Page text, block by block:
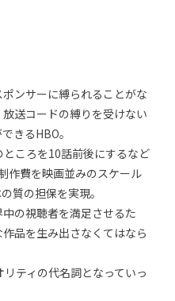
ンサーに縛られることがな
送コードの縛りを受けない
きるHBO。
ころを10話前後にするなど
作費を映画並みのスケール
質の担保を実現。
の視聴者を満足させるた
品を生み出さなくてはなら
ティの代名詞となっていっ